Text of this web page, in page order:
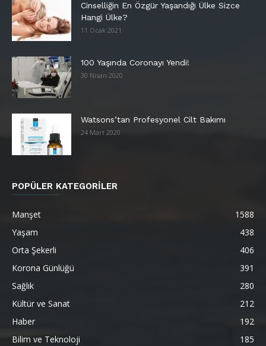
Cinselliğin En Özgür Yaşandığı Ülke Sizce
Hangi Ülke?
11 Ocak 2021
100 Yaşında Coronayı Yendi!
30 Nisan 2020
Watsons’tan Profesyonel Cilt Bakımı
24 Mart 2020
POPÜLER KATEGORİLER
Manşet
1588
Yaşam
438
Orta Şekerli
406
Korona Günlüğü
391
Sağlık
280
Kültür ve Sanat
212
Haber
192
Bilim ve Teknoloji
185